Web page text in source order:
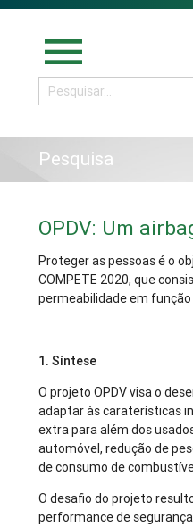
menu
Pesquisa
OPDV: Um
Proteger as pessoas é o
COMPETE 2020, que
permeabilidade em
1. Síntese
O projeto OPDV visa o
adaptar às caraterísticas
extra para além dos
automóvel, redução de
de consumo de
O desafio do projeto
performance de